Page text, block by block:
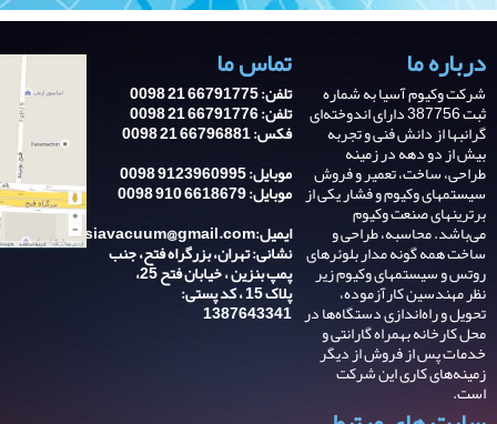
درباره ما
شرکت وکیوم آسیا به شماره
ثبت 387756 دارای اندوخته‌ای
گرانبها از دانش فنی و تجربه‌
بیش از دو دهه در زمینه
طراحی، ساخت، تعمیر و فروش
سیستمهای وکیوم و فشار یکی از
برترینهای صنعت وکیوم
می‌باشد. محاسبه، طراحی و
ساخت همه گونه مدار بلوئرهای
روتس و سیستمهای وکیوم زیر
نظر مهندسین کارآزموده،
تحویل و راه‌اندازی دستگاه‌ها در
محل کارخانه بهمراه گارانتی و
خدمات پس از فروش از دیگر
زمینه‌های کاری این شرکت
است.
تماس ما
تلفن: 66791775 21 0098
تلفن: 66791776 21 0098
فکس: 66796881 21 0098
موبایل: 9123960995 0098
موبایل: 6618679 910 0098
ایمیل:asiavacuum@gmail.com
نشانی: تهران، بزرگراه فتح، جنب
پمپ بنزین ، خیابان فتح 25،
پلاک 15 ، کد پستی:
1387643341